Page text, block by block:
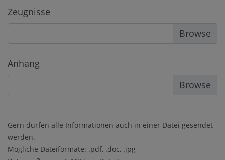
Zeugnisse
Anhang
Gern dürfen alle Informationen auch in einer Datei gesendet
werden.
Mögliche Dateiformate: .pdf, .doc, .jpg